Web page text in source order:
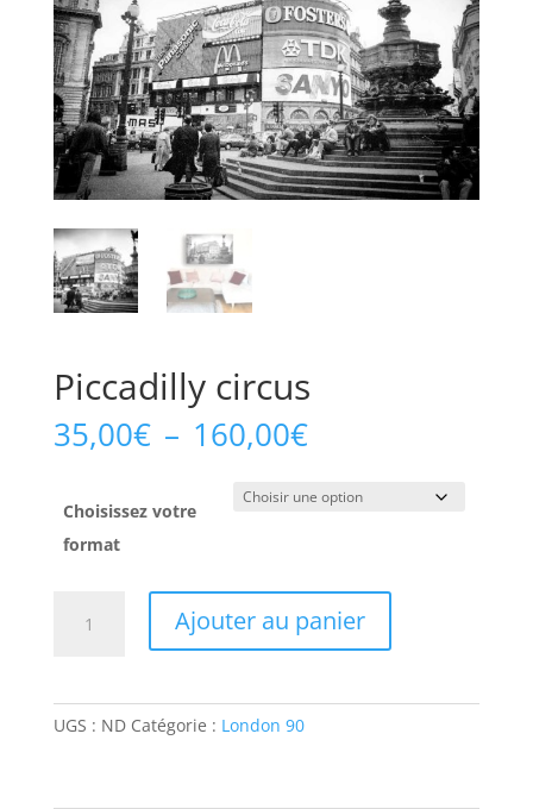
Piccadilly circus
35,00€ – 160,00€Plage
de
prix :
35,00€
Choisissez votre
format
Ajouter au panier
UGS : ND Catégorie : London 90